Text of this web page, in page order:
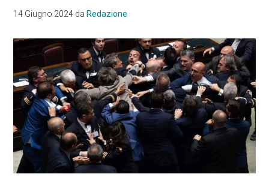
14 Giugno 2024 daRedazione